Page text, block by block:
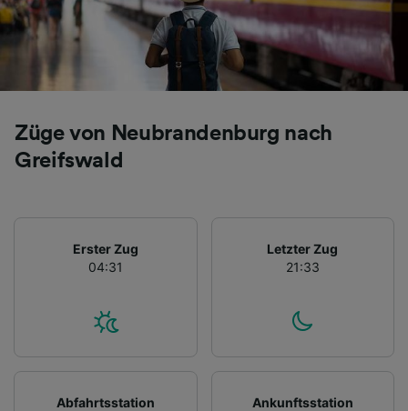
Züge von Neubrandenburg nach
Greifswald
Erster Zug
04:31
Letzter Zug
21:33
Abfahrtsstation
Ankunftsstation